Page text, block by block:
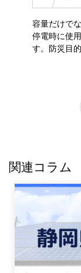
容量だけで
停電時に使
す。防災目
関連コラム